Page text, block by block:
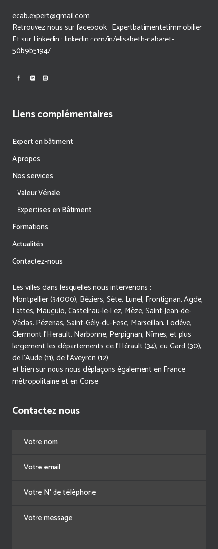
ecab.expert@gmail.com
Retrouvez nous sur facebook : Expertbatimentetimmobilier
Et sur Linkedin : linkedin.com/in/elisabeth-cabaret-
50b9b5194/
Liens complémentaires
Expert en bâtiment
A propos
Nos services
Valeur Vénale
Expertises en Bâtiment
Formations
Actualités
Contactez-nous
Les villes dans lesquelles nous intervenons :
Montpellier (34000), Béziers, Sète, Lunel, Frontignan, Agde,
Lattes, Mauguio, Castelnau-le-Lez, Mèze, Saint-Jean-de-
Védas, Pézenas, Saint-Gély-du-Fesc, Marseillan, Lodève,
Clermont l'Hérault, Narbonne, Perpignan, Nîmes, et plus
largement les départements de l'Hérault (34), du Gard (30),
de l'Aude (11), de l'Aveyron (12)
et bien sur nous nous déplaçons également en France
métropolitaine et en Corse
Contactez nous